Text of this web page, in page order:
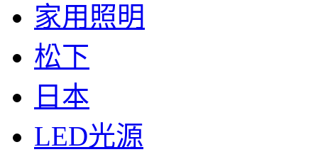
家用照明
松下
日本
LED光源